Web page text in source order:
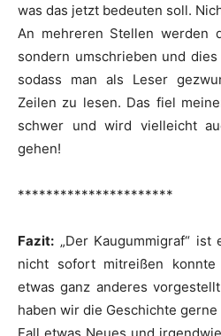
was das jetzt bedeuten soll.
An mehreren Stellen werden
sondern umschrieben und dies
sodass man als Leser
Zeilen zu lesen. Das fiel
schwer und wird vielleicht
gehen!
**********************
Fazit: „Der Kaugummigraf“
nicht sofort mitreißen
etwas ganz anderes
haben wir die Geschichte